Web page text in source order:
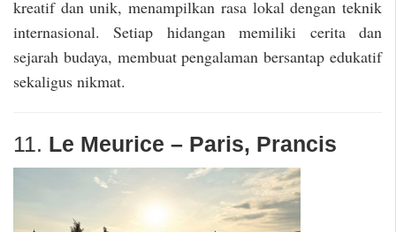
kreatif dan unik, menampilkan rasa lokal dengan teknik
internasional. Setiap hidangan memiliki cerita dan
sejarah budaya, membuat pengalaman bersantap edukatif
sekaligus nikmat.
11. Le Meurice – Paris, Prancis